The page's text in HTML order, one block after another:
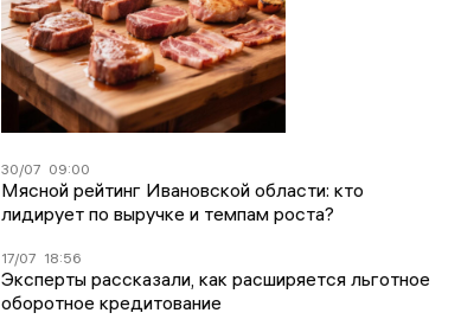
30/07 09:00
Мясной рейтинг Ивановской области: кто
лидирует по выручке и темпам роста?
17/07 18:56
Эксперты рассказали, как расширяется льготное
оборотное кредитование